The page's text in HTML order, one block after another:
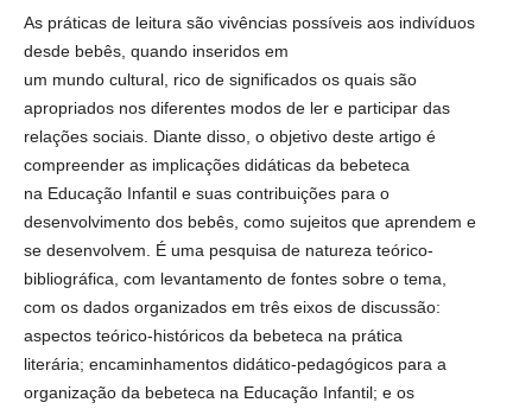
As práticas de leitura são vivências possíveis aos indivíduos
desde bebês, quando inseridos em
um mundo cultural, rico de significados os quais são
apropriados nos diferentes modos de ler e participar das
relações sociais. Diante disso, o objetivo deste artigo é
compreender as implicações didáticas da bebeteca
na Educação Infantil e suas contribuições para o
desenvolvimento dos bebês, como sujeitos que aprendem e
se desenvolvem. É uma pesquisa de natureza teórico-
bibliográfica, com levantamento de fontes sobre o tema,
com os dados organizados em três eixos de discussão:
aspectos teórico-históricos da bebeteca na prática
literária; encaminhamentos didático-pedagógicos para a
organização da bebeteca na Educação Infantil; e os